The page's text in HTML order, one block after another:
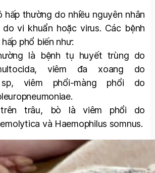
hấp thường do nhiều nguyên nhân
vi khuẩn hoặc virus. Các bệnh
phổ biến như:
là bệnh tụ huyết trùng do
viêm đa xoang do
sp, viêm phổi-màng phổi do
trâu, bò là viêm phổi do
và Haemophilus somnus.